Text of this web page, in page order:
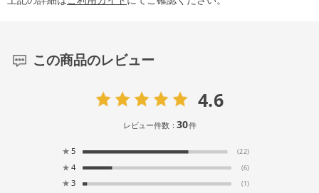
この商品のレビュー
4.6
レビュー件数：30件
★ 5 (22)
★ 4 (6)
★ 3 (1)